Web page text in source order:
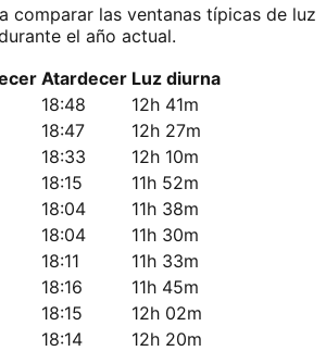
comparar las ventanas típicas de luz
el año actual.
Atardecer Luz diurna
18:48
12h 41m
18:47
12h 27m
18:33
12h 10m
18:15
11h 52m
18:04
11h 38m
18:04
11h 30m
18:11
11h 33m
18:16
11h 45m
18:15
12h 02m
18:14
12h 20m